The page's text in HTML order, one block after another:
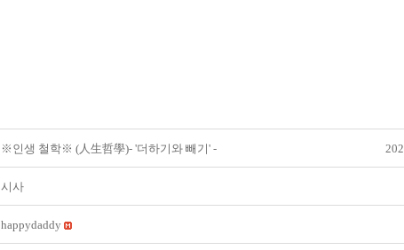
※인생 철학※ (人生哲學)- '더하기와 빼기' -
시사
happydaddy